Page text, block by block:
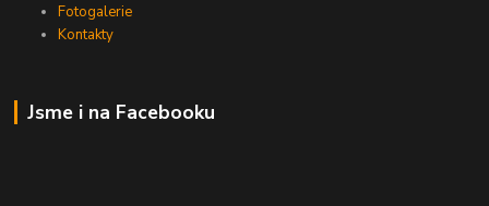
Fotogalerie
Kontakty
Jsme i na Facebooku